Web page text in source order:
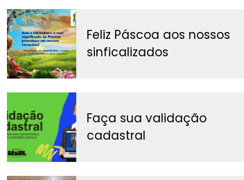
Feliz Páscoa aos nossos
sinficalizados
Faça sua validação
cadastral